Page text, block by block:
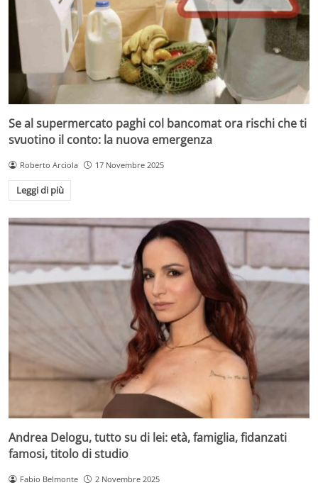
Se al supermercato paghi col bancomat ora rischi che ti
svuotino il conto: la nuova emergenza
Roberto Arciola 17 Novembre 2025
Leggi di più
Andrea Delogu, tutto su di lei: età, famiglia, fidanzati
famosi, titolo di studio
Fabio Belmonte 2 Novembre 2025